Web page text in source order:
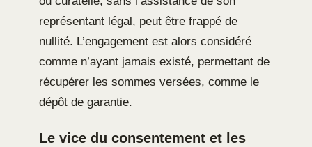
représentant légal, peut être frappé de
nullité. L’engagement est alors considéré
comme n’ayant jamais existé, permettant de
récupérer les sommes versées, comme le
dépôt de garantie.
Le vice du consentement et les